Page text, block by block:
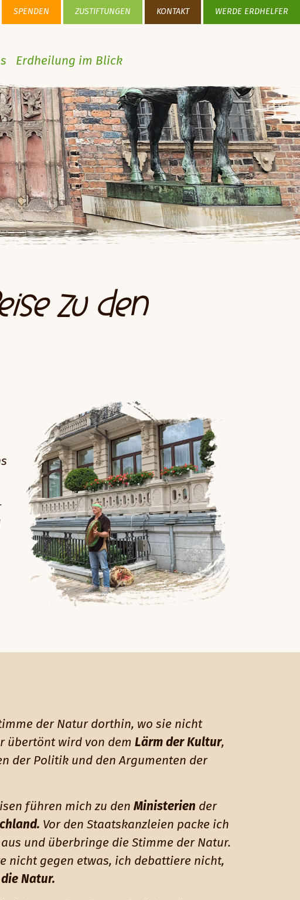
Erdheilung im Blick
SPENDEN ZUSTIFTUNGEN KONTAKT WERDE ERDHELFER
zu den
der Natur dorthin, wo sie nicht
übertönt wird von dem Lärm der Kultur,
der Politik und den Argumenten der
führen mich zu den Ministerien der
Vor den Staatskanzleien packe ich
und überbringe die Stimme der Natur.
nicht gegen etwas, ich debattiere nicht,
Natur.